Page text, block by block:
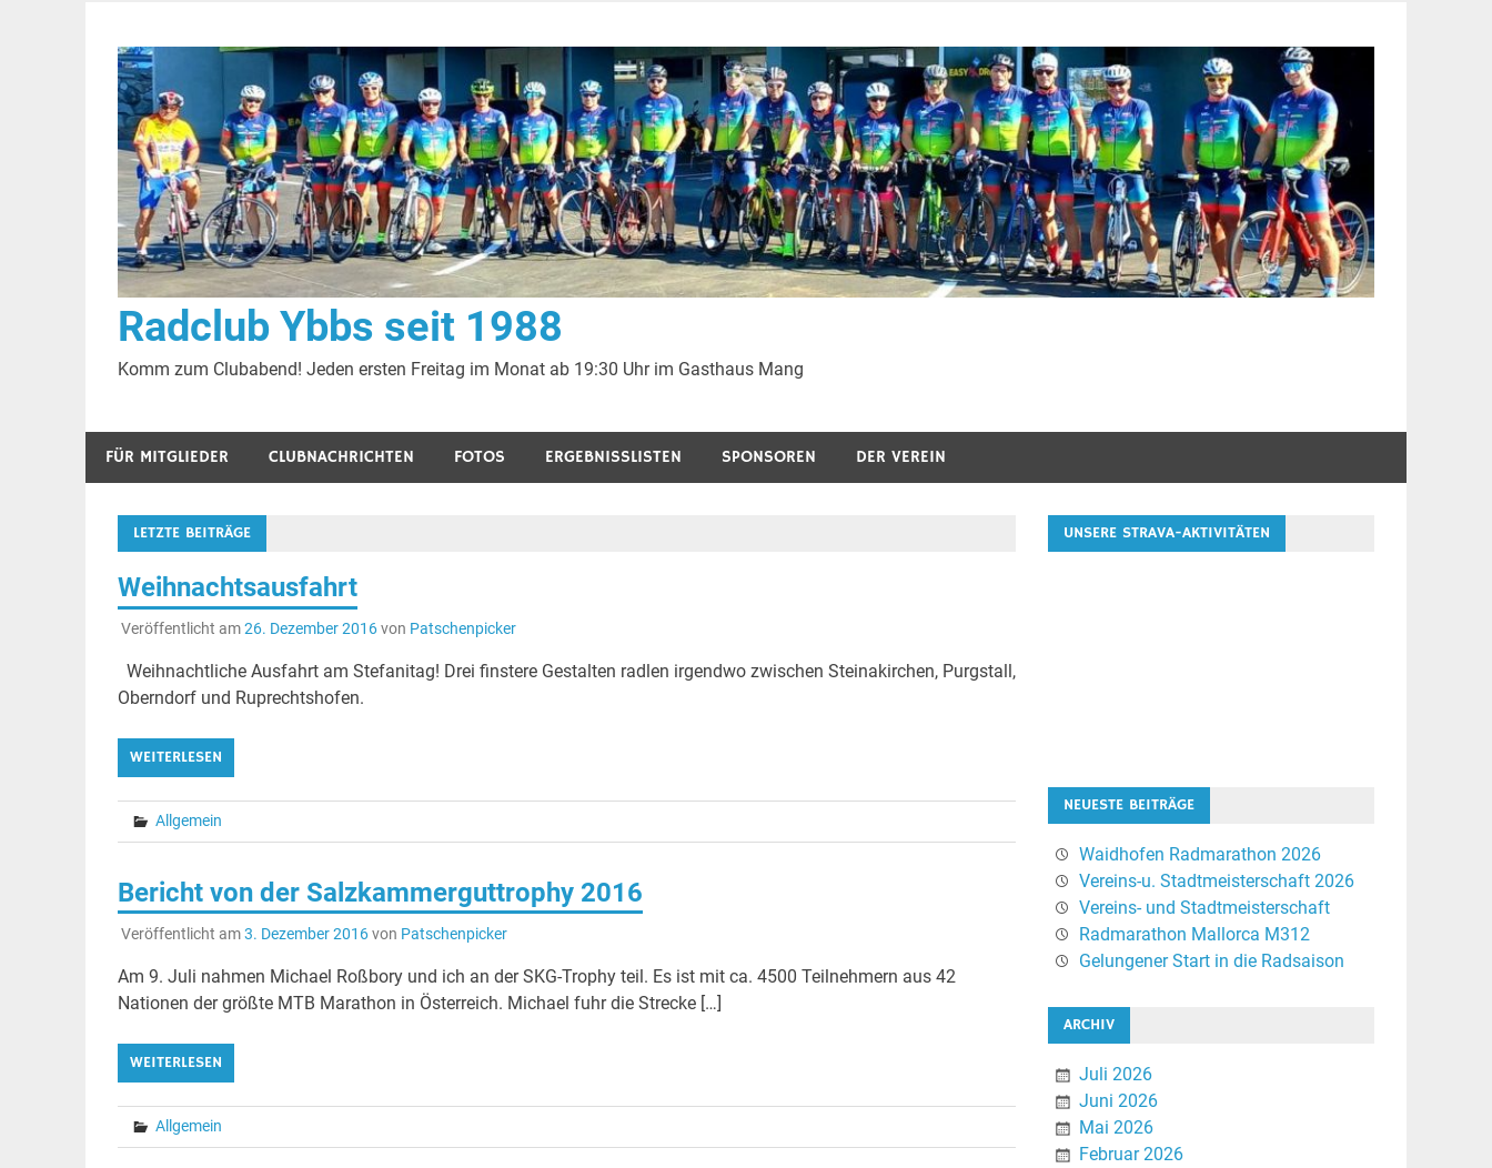
springen
Radclub Ybbs seit 1988
Komm zum Clubabend! Jeden ersten Freitag im Monat ab 19:30 Uhr im Gasthaus Mang
FÜR MITGLIEDER CLUBNACHRICHTEN FOTOS ERGEBNISSLISTEN SPONSOREN DER VEREIN
LETZTE BEITRÄGE
Weihnachtsausfahrt
Veröffentlicht am26. Dezember 2016von Patschenpicker
Weihnachtliche Ausfahrt am Stefanitag! Drei finstere Gestalten radlen irgendwo zwischen Steinakirchen, Purgstall,
Oberndorf und Ruprechtshofen.
WEITERLESEN
Allgemein
Bericht von der Salzkammerguttrophy 2016
Veröffentlicht am3. Dezember 2016von Patschenpicker
Am 9. Juli nahmen Michael Roßbory und ich an der SKG-Trophy teil. Es ist mit ca. 4500 Teilnehmern aus 42
Nationen der größte MTB Marathon in Österreich. Michael fuhr die Strecke […]
WEITERLESEN
Allgemein
UNSERE STRAVA-AKTIVITÄTEN
NEUESTE BEITRÄGE
Waidhofen Radmarathon 2026
Vereins-u. Stadtmeisterschaft 2026
Vereins- und Stadtmeisterschaft
Radmarathon Mallorca M312
Gelungener Start in die Radsaison
ARCHIV
Juli 2026
Juni 2026
Mai 2026
Februar 2026